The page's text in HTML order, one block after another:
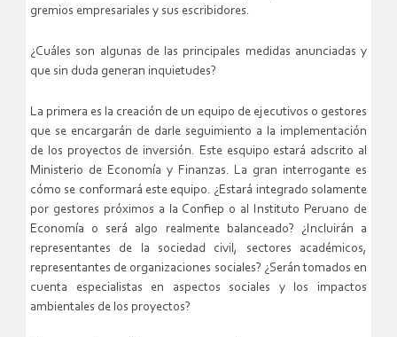
gremios empresariales y sus escribidores.
¿Cuáles son algunas de las principales medidas anunciadas y
que sin duda generan inquietudes?
La primera es la creación de un equipo de ejecutivos o gestores
que se encargarán de darle seguimiento a la implementación
de los proyectos de inversión. Este esquipo estará adscrito al
Ministerio de Economía y Finanzas. La gran interrogante es
cómo se conformará este equipo. ¿Estará integrado solamente
por gestores próximos a la Confiep o al Instituto Peruano de
Economía o será algo realmente balanceado? ¿Incluirán a
representantes de la sociedad civil, sectores académicos,
representantes de organizaciones sociales? ¿Serán tomados en
cuenta especialistas en aspectos sociales y los impactos
ambientales de los proyectos?